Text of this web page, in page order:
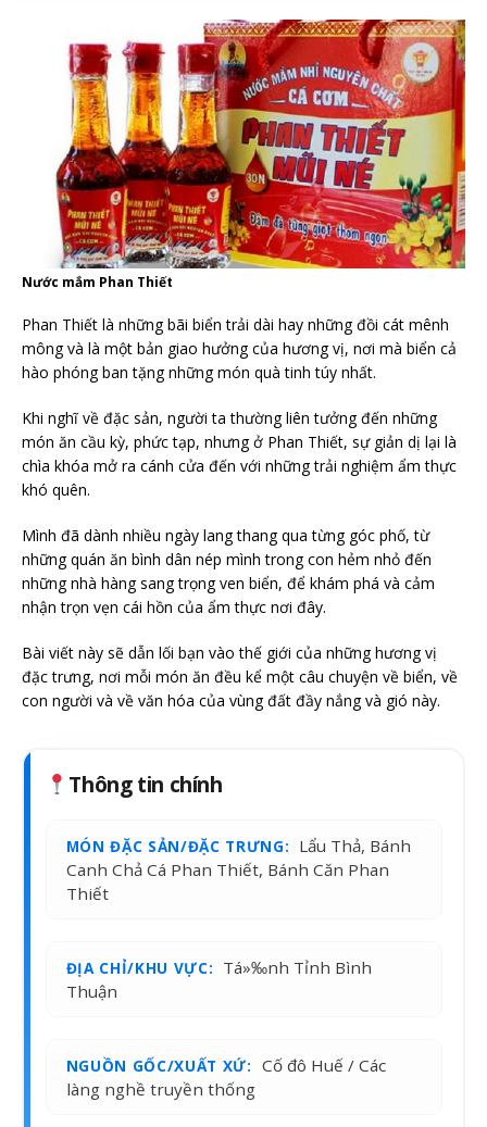
Nước mắm Phan Thiết
Phan Thiết là những bãi biển trải dài hay những đồi cát mênh
mông và là một bản giao hưởng của hương vị, nơi mà biển cả
hào phóng ban tặng những món quà tinh túy nhất.
Khi nghĩ về đặc sản, người ta thường liên tưởng đến những
món ăn cầu kỳ, phức tạp, nhưng ở Phan Thiết, sự giản dị lại là
chìa khóa mở ra cánh cửa đến với những trải nghiệm ẩm thực
khó quên.
Mình đã dành nhiều ngày lang thang qua từng góc phố, từ
những quán ăn bình dân nép mình trong con hẻm nhỏ đến
những nhà hàng sang trọng ven biển, để khám phá và cảm
nhận trọn vẹn cái hồn của ẩm thực nơi đây.
Bài viết này sẽ dẫn lối bạn vào thế giới của những hương vị
đặc trưng, nơi mỗi món ăn đều kể một câu chuyện về biển, về
con người và về văn hóa của vùng đất đầy nắng và gió này.
Thông tin chính
MÓN ĐẶC SẢN/ĐẶC TRƯNG: Lẩu Thả, Bánh
Canh Chả Cá Phan Thiết, Bánh Căn Phan
Thiết
ĐỊA CHỈ/KHU VỰC: Tá»‰nh Tỉnh Bình
Thuận
NGUỒN GỐC/XUẤT XỨ: Cố đô Huế / Các
làng nghề truyền thống